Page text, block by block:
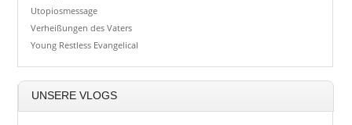
Utopiosmessage
Verheißungen des Vaters
Young Restless Evangelical
UNSERE VLOGS